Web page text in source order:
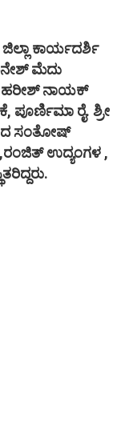
ಕಾರ್ಯದರ್ಶಿ
ಮೆದು
ಹರೀಶ್ ನಾಯಕ್
ಪೂರ್ಣಿಮಾ ರೈ. ಶ್ರೀ
ಸಂತೋಷ್
ಉದ್ಯಂಗಳ ,